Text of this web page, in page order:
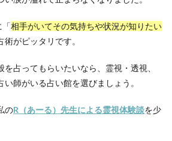
「相手がいてその気持ちや状況が知りたい
術がピッタリです。
占ってもらいたいなら、霊視・透視、
師がいる占い館を選びましょう。
のR（あーる）先生による霊視体験談を少